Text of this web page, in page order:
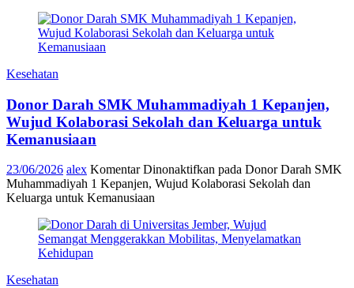
Kesehatan
Donor Darah SMK Muhammadiyah 1 Kepanjen,
Wujud Kolaborasi Sekolah dan Keluarga untuk
Kemanusiaan
23/06/2026 alex Komentar Dinonaktifkan pada Donor Darah SMK
Muhammadiyah 1 Kepanjen, Wujud Kolaborasi Sekolah dan
Keluarga untuk Kemanusiaan
Kesehatan